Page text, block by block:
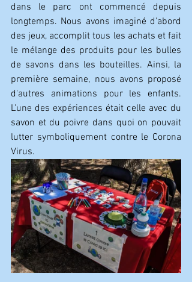
dans le parc ont commencé depuis
longtemps. Nous avons imaginé d'abord
des jeux, accomplit tous les achats et fait
le mélange des produits pour les bulles
de savons dans les bouteilles. Ainsi, la
première semaine, nous avons proposé
d'autres animations pour les enfants.
L'une des expériences était celle avec du
savon et du poivre dans quoi on pouvait
lutter symboliquement contre le Corona
Virus.